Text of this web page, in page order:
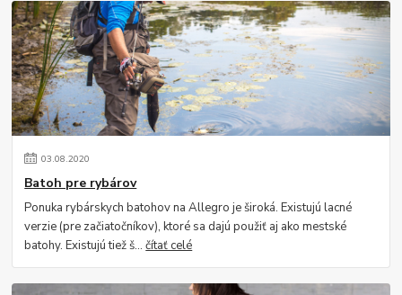
03.08.2020
Batoh pre rybárov
Ponuka rybárskych batohov na Allegro je široká. Existujú lacné
verzie (pre začiatočníkov), ktoré sa dajú použiť aj ako mestské
batohy. Existujú tiež š...čítať celé